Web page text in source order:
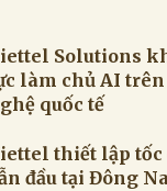
Solutions
làm chủ AI
quốc tế
thiết lập tốc
đầu tại Đông